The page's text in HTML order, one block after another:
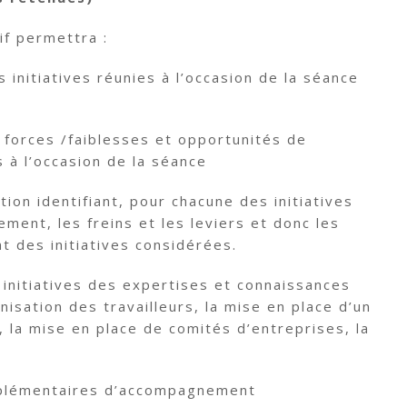
permettra :
réunies à l’occasion de la séance
forces /faiblesses et opportunités de
l’occasion de la séance
identifiant, pour chacune des initiatives
les freins et les leviers et donc les
des initiatives considérées.
des expertises et connaissances
des travailleurs, la mise en place d’un
mise en place de comités d’entreprises, la
d’accompagnement